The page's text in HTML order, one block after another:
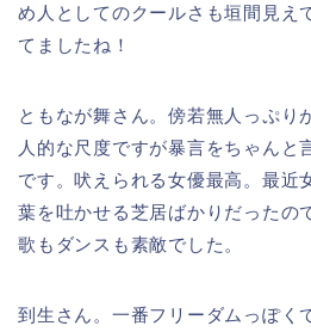
め人としてのクールさも垣間見え
てましたね！
ともなが舞さん。傍若無人っぷり
人的な尺度ですが暴言をちゃんと
です。吠えられる女優最高。最近
葉を吐かせる芝居ばかりだったの
歌もダンスも素敵でした。
到生さん。一番フリーダムっぽく